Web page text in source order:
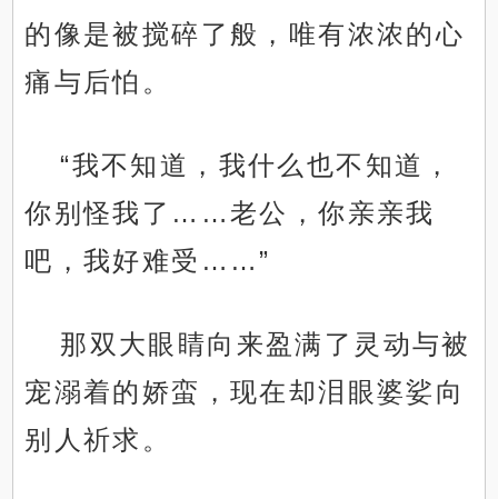
的像是被搅碎了般，唯有浓浓的心
痛与后怕。
“我不知道，我什么也不知道，
你别怪我了……老公，你亲亲我
吧，我好难受……”
那双大眼睛向来盈满了灵动与被
宠溺着的娇蛮，现在却泪眼婆娑向
别人祈求。